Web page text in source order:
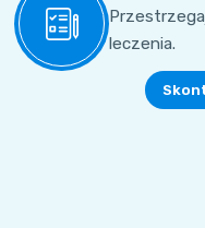
leczenia.